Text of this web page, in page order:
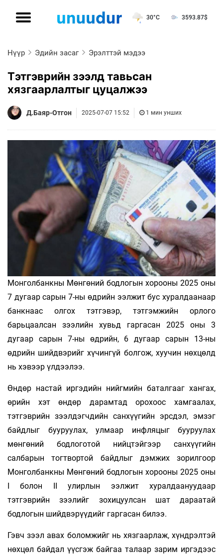
30°C 3593.87$
Нүүр Эдийн засаг Эрэлттэй мэдээ
Тэтгэврийн зээлд тавьсан
хязгаарлалтыг цуцалжээ
Д.Баяр-Отгон 2025-07-07 15:52 1 мин унших
Монголбанкны Мөнгөний бодлогын хорооны 2025 оны
7 дугаар сарын 7-ны өдрийн ээлжит бус хуралдаанаар
банкнаас олгох тэтгэвэр, тэтгэмжийн орлого
барьцаалсан зээлийн хувьд гаргасан 2025 оны 3
дугаар сарын 7-ны өдрийн, 6 дугаар сарын 13-ны
өдрийн шийдвэрийг хүчингүй болгож, хуучин нөхцөлд
нь хэвээр үлдээлээ.
Өндөр настай иргэдийн нийгмийн баталгааг хангах,
өрийн хэт өндөр дарамтад орохоос хамгаалах,
тэтгэврийн зээлдэгчдийн санхүүгийн эрсдэл, эмзэг
байдлыг бууруулах, улмаар инфляцыг бууруулах
мөнгөний бодлоготой нийцтэйгээр санхүүгийн
салбарын тогтвортой байдлыг дэмжих зорилгоор
Монголбанкны Мөнгөний бодлогын хорооны 2025 оны
I болон II улирлын ээлжит хуралдаануудаар
тэтгэврийн зээлийг зохицуулсан шат дараатай
бодлогын шийдвэрүүдийг гаргасан билээ.
Гэвч зээл авах боломжийг нь хязгаарлаж, хүндрэлтэй
нөхцөл байдал үүсгэж байгаа талаар зарим иргэдээс